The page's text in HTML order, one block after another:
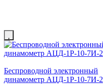
Беспроводной электронный
динамометр АЦД-1Р-10-7И-2